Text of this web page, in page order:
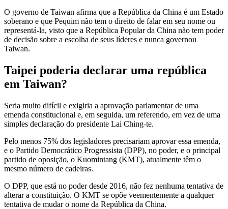
O governo de Taiwan afirma que a República da China é um Estado
soberano e que Pequim não tem o direito de falar em seu nome ou
representá-la, visto que a República Popular da China não tem poder
de decisão sobre a escolha de seus líderes e nunca governou
Taiwan.
Taipei poderia declarar uma república
em Taiwan?
Seria muito difícil e exigiria a aprovação parlamentar de uma
emenda constitucional e, em seguida, um referendo, em vez de uma
simples declaração do presidente Lai Ching-te.
Pelo menos 75% dos legisladores precisariam aprovar essa emenda,
e o Partido Democrático Progressista (DPP), no poder, e o principal
partido de oposição, o Kuomintang (KMT), atualmente têm o
mesmo número de cadeiras.
O DPP, que está no poder desde 2016, não fez nenhuma tentativa de
alterar a constituição. O KMT se opõe veementemente a qualquer
tentativa de mudar o nome da República da China.